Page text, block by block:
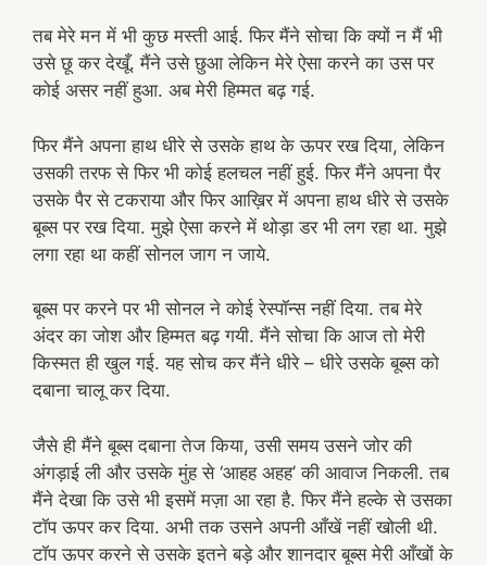
तब मेरे मन में भी कुछ मस्ती आई. फिर मैंने सोचा कि क्यों न मैं भी
उसे छू कर देखूँ. मैंने उसे छुआ लेकिन मेरे ऐसा करने का उस पर
कोई असर नहीं हुआ. अब मेरी हिम्मत बढ़ गई.
फिर मैंने अपना हाथ धीरे से उसके हाथ के ऊपर रख दिया, लेकिन
उसकी तरफ से फिर भी कोई हलचल नहीं हुई. फिर मैंने अपना पैर
उसके पैर से टकराया और फिर आख़िर में अपना हाथ धीरे से उसके
बूब्स पर रख दिया. मुझे ऐसा करने में थोड़ा डर भी लग रहा था. मुझे
लगा रहा था कहीं सोनल जाग न जाये.
बूब्स पर करने पर भी सोनल ने कोई रेस्पॉन्स नहीं दिया. तब मेरे
अंदर का जोश और हिम्मत बढ़ गयी. मैंने सोचा कि आज तो मेरी
किस्मत ही खुल गई. यह सोच कर मैंने धीरे – धीरे उसके बूब्स को
दबाना चालू कर दिया.
जैसे ही मैंने बूब्स दबाना तेज किया, उसी समय उसने जोर की
अंगड़ाई ली और उसके मुंह से ‘आहह अहह’ की आवाज निकली. तब
मैंने देखा कि उसे भी इसमें मज़ा आ रहा है. फिर मैंने हल्के से उसका
टॉप ऊपर कर दिया. अभी तक उसने अपनी आँखें नहीं खोली थी.
टॉप ऊपर करने से उसके इतने बड़े और शानदार बूब्स मेरी आँखों के